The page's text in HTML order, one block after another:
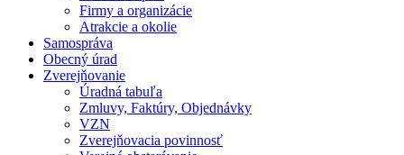
Firmy a organizácie
Atrakcie a okolie
Samospráva
Obecný úrad
Zverejňovanie
Úradná tabuľa
Zmluvy, Faktúry, Objednávky
VZN
Zverejňovacia povinnosť